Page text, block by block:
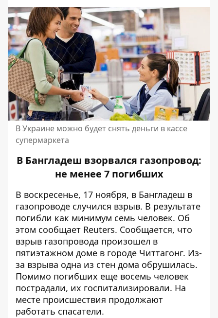
В Украине можно будет снять деньги в кассе
супермаркета
В Бангладеш взорвался газопровод:
не менее 7 погибших
В воскресенье, 17 ноября, в Бангладеш в
газопроводе случился взрыв. В результате
погибли как минимум семь человек. Об
этом сообщает Reuters. Сообщается, что
взрыв газопровода произошел в
пятиэтажном доме в городе Читтагонг. Из-
за взрыва одна из стен дома обрушилась.
Помимо погибших еще восемь человек
пострадали, их госпитализировали. На
месте происшествия продолжают
работать спасатели.